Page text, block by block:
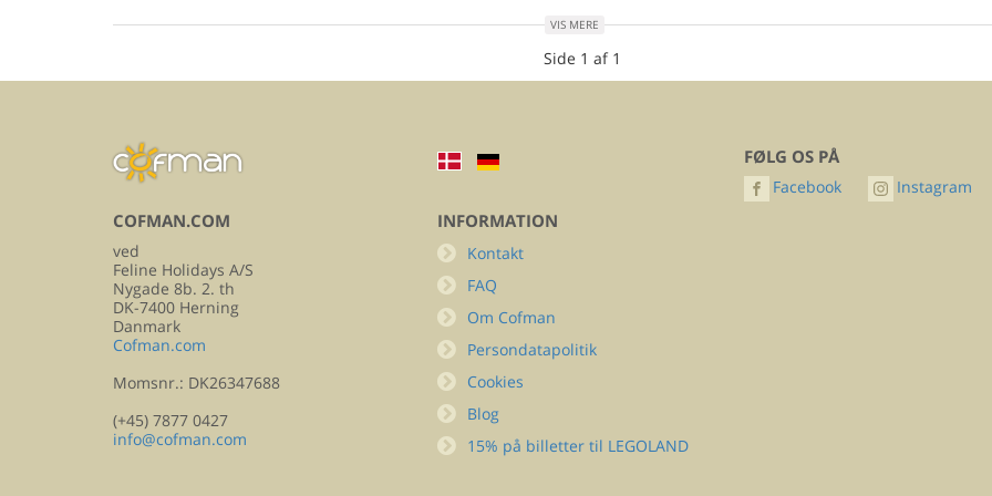
VIS MERE
Side 1 af 1
COFMAN.COM
ved
Feline Holidays A/S
Nygade 8b. 2. th
DK-7400 Herning
Danmark
Cofman.com
Momsnr.: DK26347688
(+45) 7877 0427
info@cofman.com
INFORMATION
Kontakt
FAQ
Om Cofman
Persondatapolitik
Cookies
Blog
15% på billetter til LEGOLAND
FØLG OS PÅ
Facebook Instagram